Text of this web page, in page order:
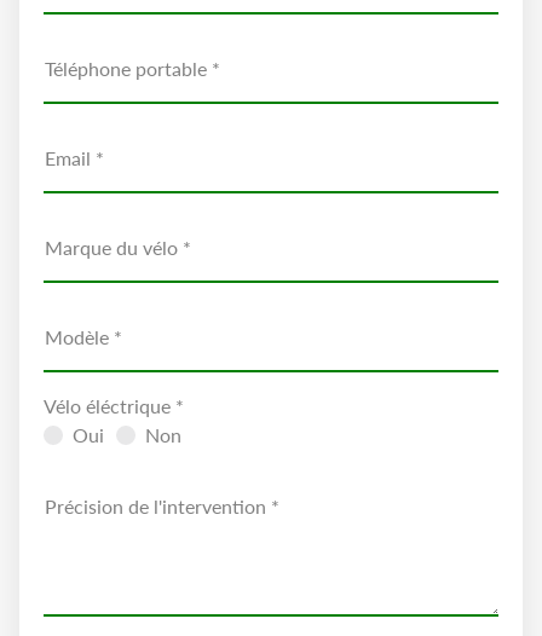
Téléphone portable *
Email *
Marque du vélo *
Modèle *
Vélo éléctrique *
Oui
Non
Précision de l'intervention *